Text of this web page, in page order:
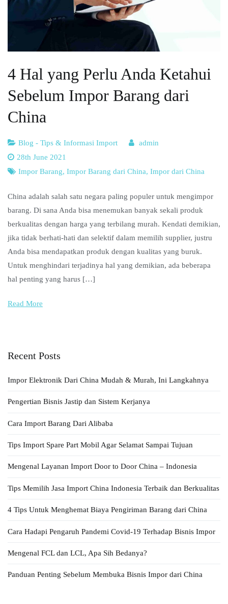
4 Hal yang Perlu Anda Ketahui
Sebelum Impor Barang dari
China
Blog - Tips & Informasi Import
admin
28th June 2021
Impor Barang, Impor Barang dari China, Impor dari China
China adalah salah satu negara paling populer untuk mengimpor
barang. Di sana Anda bisa menemukan banyak sekali produk
berkualitas dengan harga yang terbilang murah. Kendati demikian,
jika tidak berhati-hati dan selektif dalam memilih supplier, justru
Anda bisa mendapatkan produk dengan kualitas yang buruk.
Untuk menghindari terjadinya hal yang demikian, ada beberapa
hal penting yang harus […]
Read More
Recent Posts
Impor Elektronik Dari China Mudah & Murah, Ini Langkahnya
Pengertian Bisnis Jastip dan Sistem Kerjanya
Cara Import Barang Dari Alibaba
Tips Import Spare Part Mobil Agar Selamat Sampai Tujuan
Mengenal Layanan Import Door to Door China – Indonesia
Tips Memilih Jasa Import China Indonesia Terbaik dan Berkualitas
4 Tips Untuk Menghemat Biaya Pengiriman Barang dari China
Cara Hadapi Pengaruh Pandemi Covid-19 Terhadap Bisnis Impor
Mengenal FCL dan LCL, Apa Sih Bedanya?
Panduan Penting Sebelum Membuka Bisnis Impor dari China